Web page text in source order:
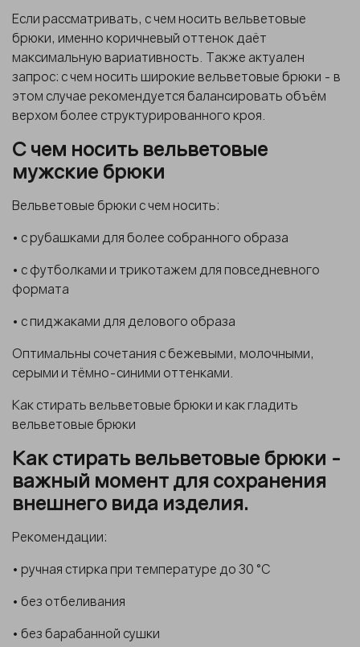
Если рассматривать, с чем носить вельветовые
брюки, именно коричневый оттенок даёт
максимальную вариативность. Также актуален
запрос: с чем носить широкие вельветовые брюки - в
этом случае рекомендуется балансировать объём
верхом более структурированного кроя.
С чем носить вельветовые
мужские брюки
Вельветовые брюки с чем носить:
• с рубашками для более собранного образа
• с футболками и трикотажем для повседневного
формата
• с пиджаками для делового образа
Оптимальны сочетания с бежевыми, молочными,
серыми и тёмно-синими оттенками.
Как стирать вельветовые брюки и как гладить
вельветовые брюки
Как стирать вельветовые брюки -
важный момент для сохранения
внешнего вида изделия.
Рекомендации:
• ручная стирка при температуре до 30 °C
• без отбеливания
• без барабанной сушки